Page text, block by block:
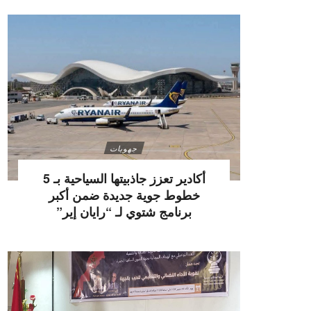
جهويات
أكادير تعزز جاذبيتها السياحية بـ 5
خطوط جوية جديدة ضمن أكبر
برنامج شتوي لـ “رايان إير”